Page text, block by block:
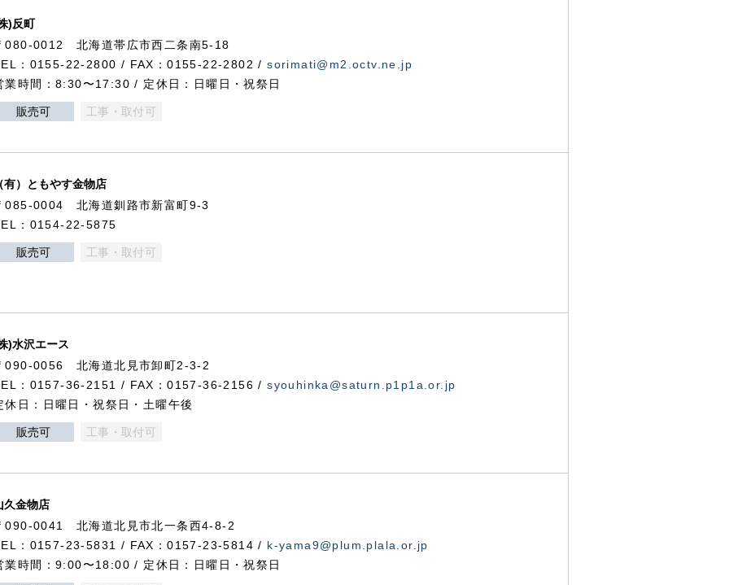
)反町
080-0012 北海道帯広市西二条南5-18
：0155-22-2800 / FAX：0155-22-2802 /sorimati@m2.octv.ne.jp
業時間：8:30〜17:30 / 定休日：日曜日・祝祭日
販売可 工事・取付可
有）ともやす金物店
085-0004 北海道釧路市新富町9-3
：0154-22-5875
販売可 工事・取付可
)水沢エース
090-0056 北海道北見市卸町2-3-2
：0157-36-2151 / FAX：0157-36-2156 /syouhinka@saturn.p1p1a.or.jp
休日：日曜日・祝祭日・土曜午後
販売可 工事・取付可
久金物店
090-0041 北海道北見市北一条西4-8-2
：0157-23-5831 / FAX：0157-23-5814 / k-yama9@plum.plala.or.jp
業時間：9:00〜18:00 / 定休日：日曜日・祝祭日